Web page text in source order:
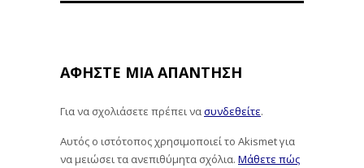
ΑΦΉΣΤΕ ΜΙΑ ΑΠΆΝΤΗΣΗ
Για να σχολιάσετε πρέπει νασυνδεθείτε.
Αυτός ο ιστότοπος χρησιμοποιεί το Akismet για
να μειώσει τα ανεπιθύμητα σχόλια. Μάθετε πώς